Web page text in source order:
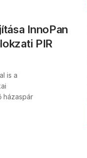
InnoPan
PIR
is a
házaspár